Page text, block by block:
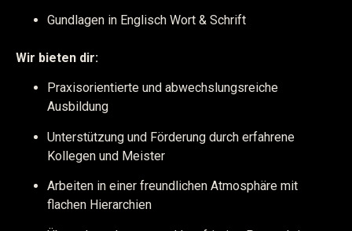
Gundlagen in Englisch Wort & Schrift
Wir bieten dir:
Praxisorientierte und abwechslungsreiche
Ausbildung
Unterstützung und Förderung durch erfahrene
Kollegen und Meister
Arbeiten in einer freundlichen Atmosphäre mit
flachen Hierarchien